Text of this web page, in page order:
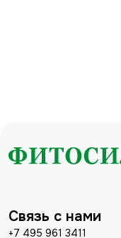
Связь с нами
+7 495 961 3411